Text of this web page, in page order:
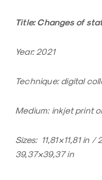
Title: Changes of
Year: 2021
Technique: digital
Medium: inkjet print
Sizes: 11,81×11,81 in
39,37×39,37 in